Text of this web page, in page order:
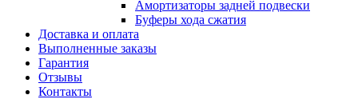
Амортизаторы задней подвески
Буферы хода сжатия
Доставка и оплата
Выполненные заказы
Гарантия
Отзывы
Контакты